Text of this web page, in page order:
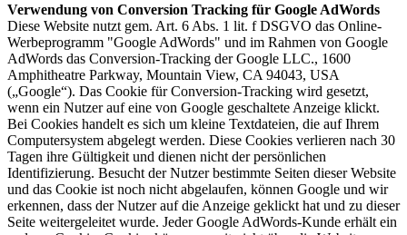
Verwendung von Conversion Tracking für Google AdWords
Diese Website nutzt gem. Art. 6 Abs. 1 lit. f DSGVO das Online-
Werbeprogramm "Google AdWords" und im Rahmen von Google
AdWords das Conversion-Tracking der Google LLC., 1600
Amphitheatre Parkway, Mountain View, CA 94043, USA
(„Google“). Das Cookie für Conversion-Tracking wird gesetzt,
wenn ein Nutzer auf eine von Google geschaltete Anzeige klickt.
Bei Cookies handelt es sich um kleine Textdateien, die auf Ihrem
Computersystem abgelegt werden. Diese Cookies verlieren nach 30
Tagen ihre Gültigkeit und dienen nicht der persönlichen
Identifizierung. Besucht der Nutzer bestimmte Seiten dieser Website
und das Cookie ist noch nicht abgelaufen, können Google und wir
erkennen, dass der Nutzer auf die Anzeige geklickt hat und zu dieser
Seite weitergeleitet wurde. Jeder Google AdWords-Kunde erhält ein